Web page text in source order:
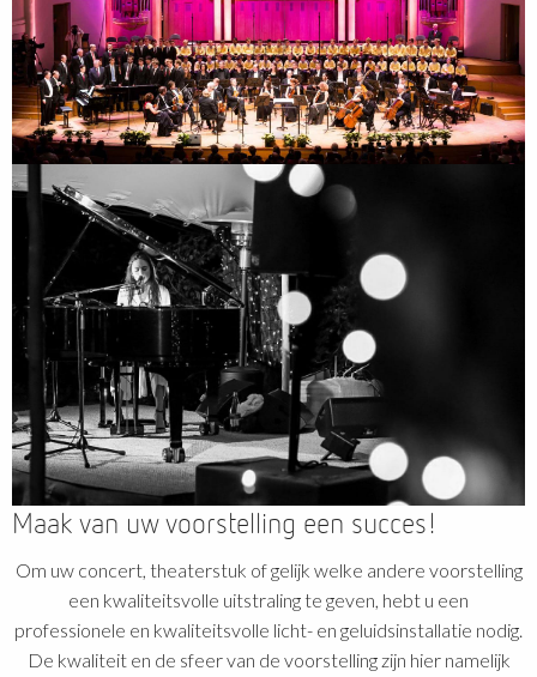
Maak van uw voorstelling een succes!
Om uw concert, theaterstuk of gelijk welke andere voorstelling
een kwaliteitsvolle uitstraling te geven, hebt u een
professionele en kwaliteitsvolle licht- en geluidsinstallatie nodig.
De kwaliteit en de sfeer van de voorstelling zijn hier namelijk